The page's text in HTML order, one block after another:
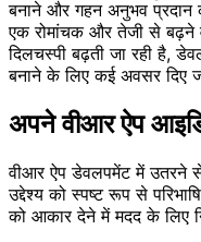
बनाने और गहन अनुभव प्रदान
एक रोमांचक और तेजी से बढ़ने
दिलचस्पी बढ़ती जा रही है,
बनाने के लिए कई अवसर दिए
अपने वीआर ऐप
वीआर ऐप डेवलपमेंट में उतरने
उद्देश्य को स्पष्ट रूप से
को आकार देने में मदद के लिए